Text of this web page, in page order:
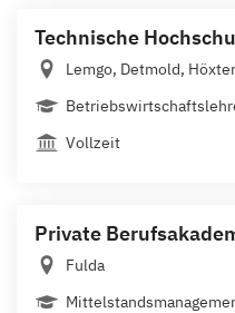
Technische
Lemgo, Detmold, Höxter
Vollzeit
Private
Fulda